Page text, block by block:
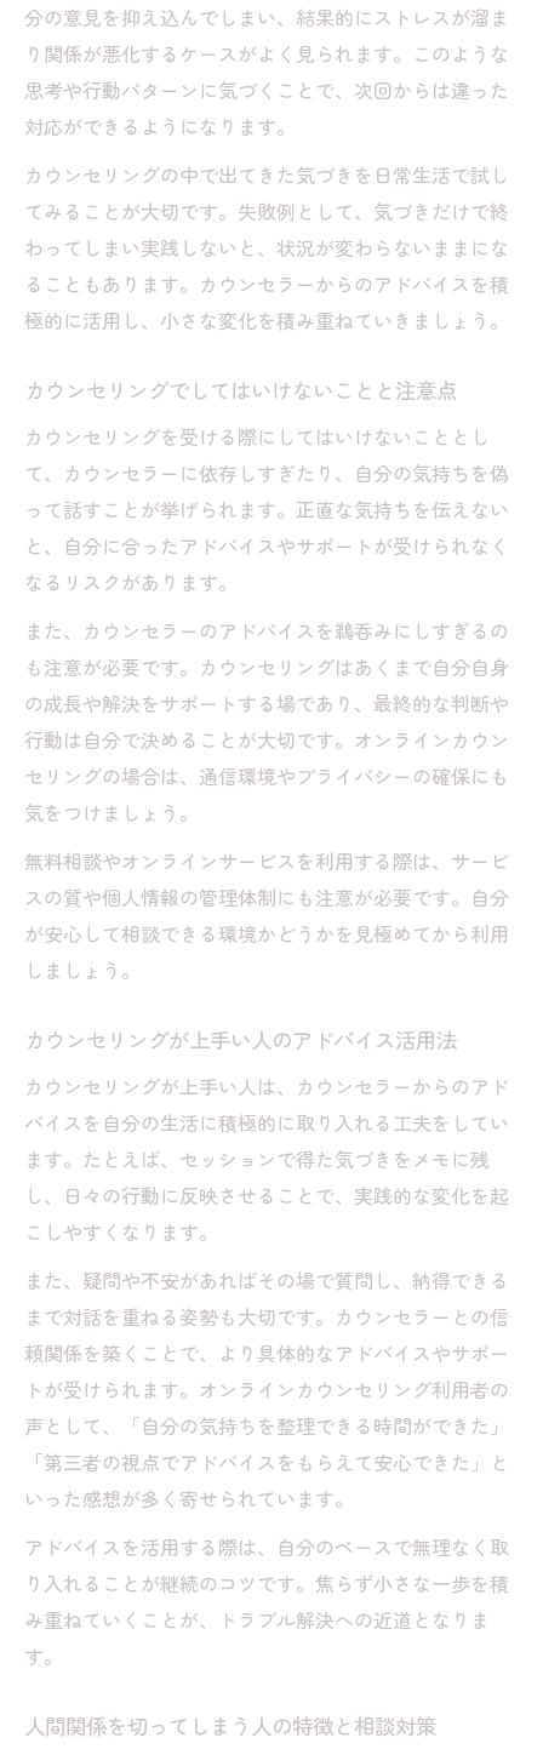
分の意見を抑え込んでしまい、結果的にストレスが溜ま
り関係が悪化するケースがよく見られます。このような
思考や行動パターンに気づくことで、次回からは違った
対応ができるようになります。
カウンセリングの中で出てきた気づきを日常生活で試し
てみることが大切です。失敗例として、気づきだけで終
わってしまい実践しないと、状況が変わらないままにな
ることもあります。カウンセラーからのアドバイスを積
極的に活用し、小さな変化を積み重ねていきましょう。
カウンセリングでしてはいけないことと注意点
カウンセリングを受ける際にしてはいけないこととし
て、カウンセラーに依存しすぎたり、自分の気持ちを偽
って話すことが挙げられます。正直な気持ちを伝えない
と、自分に合ったアドバイスやサポートが受けられなく
なるリスクがあります。
また、カウンセラーのアドバイスを鵜呑みにしすぎるの
も注意が必要です。カウンセリングはあくまで自分自身
の成長や解決をサポートする場であり、最終的な判断や
行動は自分で決めることが大切です。オンラインカウン
セリングの場合は、通信環境やプライバシーの確保にも
気をつけましょう。
無料相談やオンラインサービスを利用する際は、サービ
スの質や個人情報の管理体制にも注意が必要です。自分
が安心して相談できる環境かどうかを見極めてから利用
しましょう。
カウンセリングが上手い人のアドバイス活用法
カウンセリングが上手い人は、カウンセラーからのアド
バイスを自分の生活に積極的に取り入れる工夫をしてい
ます。たとえば、セッションで得た気づきをメモに残
し、日々の行動に反映させることで、実践的な変化を起
こしやすくなります。
また、疑問や不安があればその場で質問し、納得できる
まで対話を重ねる姿勢も大切です。カウンセラーとの信
頼関係を築くことで、より具体的なアドバイスやサポー
トが受けられます。オンラインカウンセリング利用者の
声として、「自分の気持ちを整理できる時間ができた」
「第三者の視点でアドバイスをもらえて安心できた」と
いった感想が多く寄せられています。
アドバイスを活用する際は、自分のペースで無理なく取
り入れることが継続のコツです。焦らず小さな一歩を積
み重ねていくことが、トラブル解決への近道となりま
す。
人間関係を切ってしまう人の特徴と相談対策